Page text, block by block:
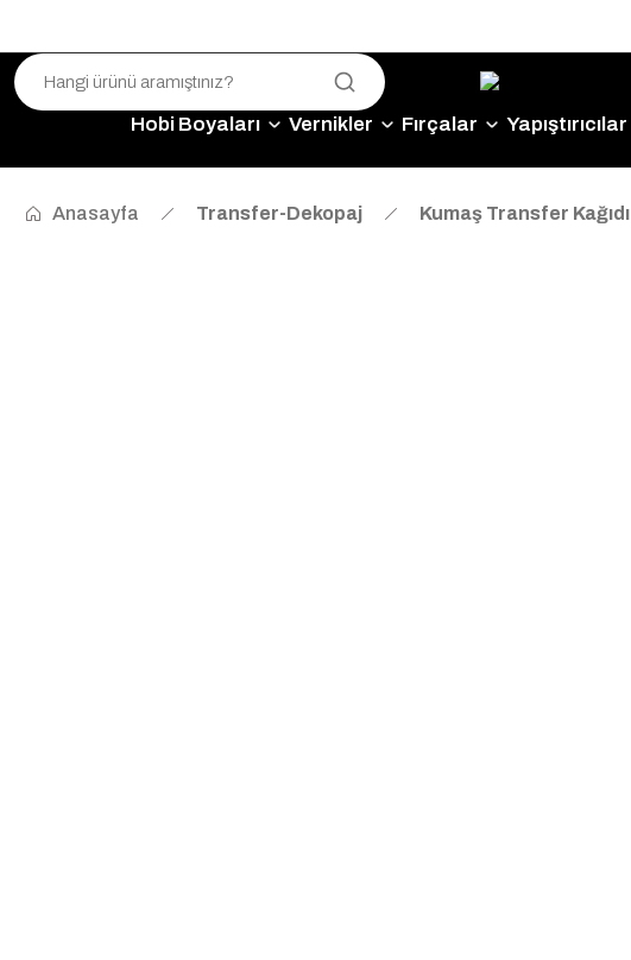
Hobi Boyaları Vernikler Fırçalar Yapıştırıcılar
Anasayfa Transfer-Dekopaj Kumaş Transfer Kağıdı